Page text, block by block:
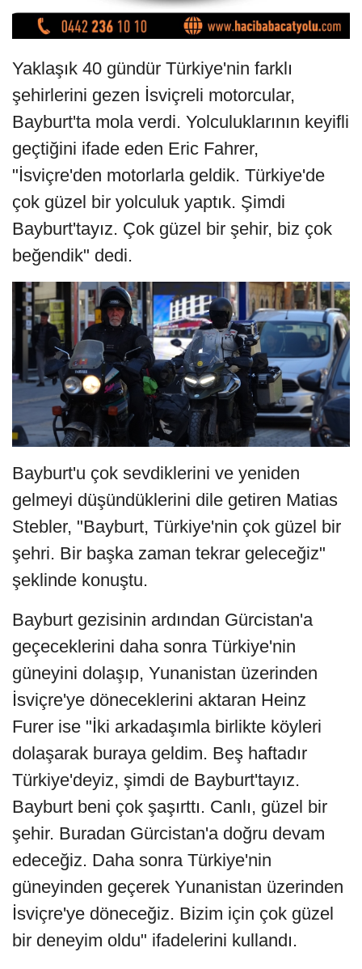
Yaklaşık 40 gündür Türkiye'nin farklı
şehirlerini gezen İsviçreli motorcular,
Bayburt'ta mola verdi. Yolculuklarının keyifli
geçtiğini ifade eden Eric Fahrer,
"İsviçre'den motorlarla geldik. Türkiye'de
çok güzel bir yolculuk yaptık. Şimdi
Bayburt'tayız. Çok güzel bir şehir, biz çok
beğendik" dedi.
Bayburt'u çok sevdiklerini ve yeniden
gelmeyi düşündüklerini dile getiren Matias
Stebler, "Bayburt, Türkiye'nin çok güzel bir
şehri. Bir başka zaman tekrar geleceğiz"
şeklinde konuştu.
Bayburt gezisinin ardından Gürcistan'a
geçeceklerini daha sonra Türkiye'nin
güneyini dolaşıp, Yunanistan üzerinden
İsviçre'ye döneceklerini aktaran Heinz
Furer ise "İki arkadaşımla birlikte köyleri
dolaşarak buraya geldim. Beş haftadır
Türkiye'deyiz, şimdi de Bayburt'tayız.
Bayburt beni çok şaşırttı. Canlı, güzel bir
şehir. Buradan Gürcistan'a doğru devam
edeceğiz. Daha sonra Türkiye'nin
güneyinden geçerek Yunanistan üzerinden
İsviçre'ye döneceğiz. Bizim için çok güzel
bir deneyim oldu" ifadelerini kullandı.